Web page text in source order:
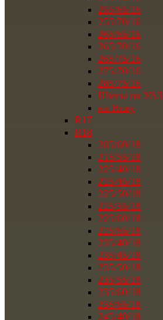
255/65/16
255/70/16
265/65/16
265/70/16
265/75/16
275/70/16
285/75/16
Шины на УАЗ
на Ниву
R17
R18
285/60/18
215/55/18
225/40/18
225/45/18
225/50/18
225/55/18
225/60/18
225/65/18
235/40/18
235/45/18
235/50/18
235/55/18
235/60/18
235/65/18
245/40/18